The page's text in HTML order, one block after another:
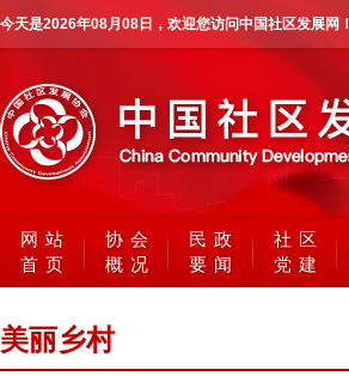
今天是2026年08月08日 ，欢迎您访问中国社区发展网！
网站
首页
协会
概况
民政
要闻
社区
党建
美丽乡村